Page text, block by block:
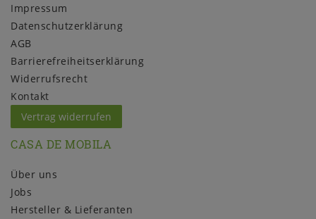
Impressum
Daten­schutz­erklärung
AGB
Barrierefreiheitserklärung
Widerrufs­recht
Kontakt
Vertrag widerrufen
CASA DE MOBILA
Über uns
Jobs
Hersteller & Lieferanten